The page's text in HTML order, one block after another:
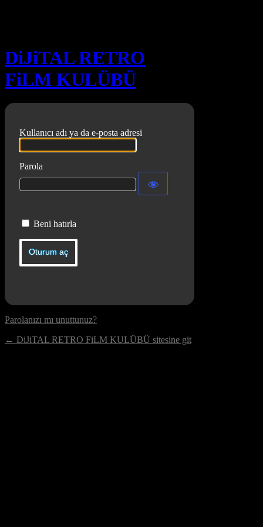
DiJiTAL RETRO
FiLM KULÜBÜ
Kullanıcı adı ya da e-posta adresi
Parola
Beni hatırla
Parolanızı mı unuttunuz?
← DiJiTAL RETRO FiLM KULÜBÜ sitesine git